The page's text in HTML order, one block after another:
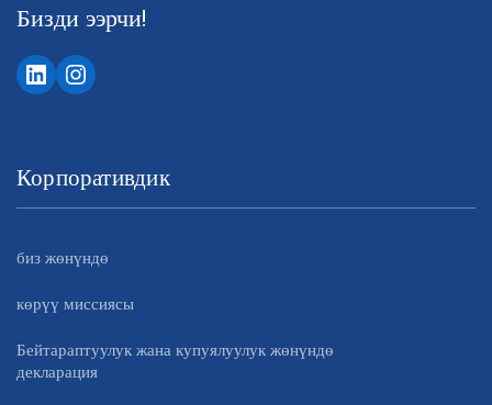
Бизди ээрчи!
Корпоративдик
биз жөнүндө
көрүү миссиясы
Бейтараптуулук жана купуялуулук жөнүндө
декларация